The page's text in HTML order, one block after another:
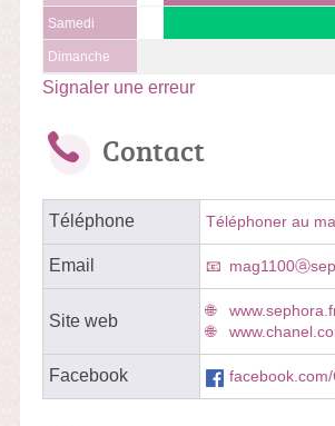
Samedi
Dimanche
Signaler une erreur
Contact
Téléphone Téléphoner au
Email
Site web
Facebook